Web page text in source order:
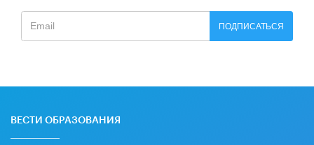
ПОДПИСАТЬСЯ
ВЕСТИ ОБРАЗОВАНИЯ